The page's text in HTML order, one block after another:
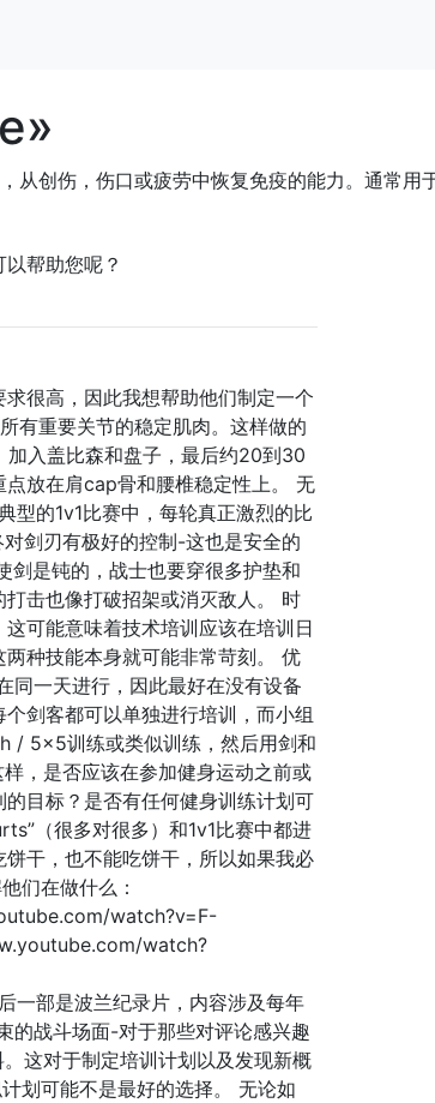
创伤，伤口或疲劳中恢复免疫的能力。通常用
帮助您呢？
很高，因此我想帮助他们制定一个
有重要关节的稳定肌肉。这样做的
入盖比森和盘子，最后约20到30
放在肩cap骨和腰椎稳定性上。 无
型的1v1比赛中，每轮真正激烈的比
剑刃有极好的控制-这也是安全的
剑是钝的，战士也要穿很多护垫和
击也像打破招架或消灭敌人。 时
可能意味着技术培训应该在培训日
种技能本身就可能非常苛刻。 优
同一天进行，因此最好在没有设备
剑客都可以单独进行培训，而小组
/ 5x5训练或类似训练，然后用剑和
，是否应该在参加健身运动之前或
目标？是否有任何健身训练计划可
（很多对很多）和1v1比赛中都进
干，也不能吃饼干，所以如果我必
们在做什么：
watch?v=F-
watch?
部是波兰纪录片，内容涉及每年
的战斗场面-对于那些对评论感兴趣
这对于制定培训计划以及发现新概
划可能不是最好的选择。 无论如